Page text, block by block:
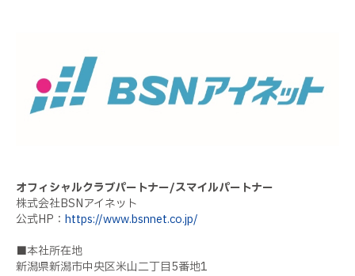
オフィシャルクラブパートナー/スマイルパートナー
株式会社BSNアイネット
公式HP： https://www.bsnnet.co.jp/
■本社所在地
新潟県新潟市中央区米山二丁目5番地1